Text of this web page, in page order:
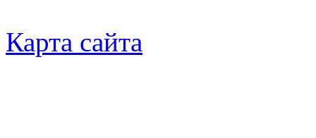
Карта сайта